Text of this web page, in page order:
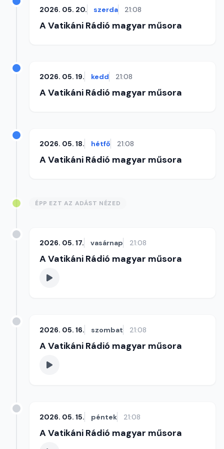
2026. 05. 20. szerda 21:08
A Vatikáni Rádió magyar műsora
2026. 05. 19. kedd 21:08
A Vatikáni Rádió magyar műsora
2026. 05. 18. hétfő 21:08
A Vatikáni Rádió magyar műsora
ÉPP EZT AZ ADÁST NÉZED
2026. 05. 17. vasárnap 21:08
A Vatikáni Rádió magyar műsora
2026. 05. 16. szombat 21:08
A Vatikáni Rádió magyar műsora
2026. 05. 15. péntek 21:08
A Vatikáni Rádió magyar műsora